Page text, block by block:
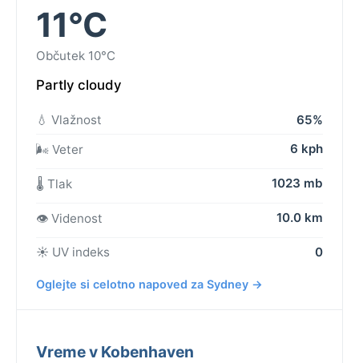
11°C
Občutek 10°C
Partly cloudy
💧 Vlažnost
65%
🌬️ Veter
6 kph
🌡️ Tlak 1023 mb
👁️ Videnost 10.0 km
☀️ UV indeks 0
Oglejte si celotno napoved za Sydney →
Vreme v Kobenhaven